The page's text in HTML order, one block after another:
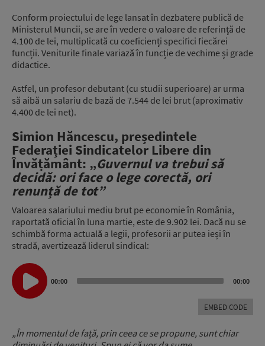
Conform proiectului de lege lansat în dezbatere publică de
Ministerul Muncii, se are în vedere o valoare de referință de
4.100 de lei, multiplicată cu coeficienți specifici fiecărei
funcții. Veniturile finale variază în funcție de vechime și grade
didactice.
Astfel, un profesor debutant (cu studii superioare) ar urma
să aibă un salariu de bază de 7.544 de lei brut (aproximativ
4.400 de lei net).
Simion Hăncescu, președintele
Federației Sindicatelor Libere din
Învățământ: „Guvernul va trebui să
decidă: ori face o lege corectă, ori
renunță de tot”
Valoarea salariului mediu brut pe economie în România,
raportată oficial în luna martie, este de 9.902 lei. Dacă nu se
schimbă forma actuală a legii, profesorii ar putea ieși în
stradă, avertizează liderul sindical:
Audio
Player
00:00 00:00
EMBED CODE
„În momentul de față, prin ceea ce se propune, sunt chiar